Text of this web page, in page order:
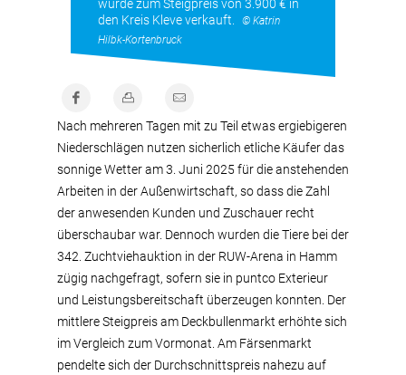
wurde zum Steigpreis von 3.900 € in
den Kreis Kleve verkauft.
© Katrin
Hilbk-Kortenbruck
Nach mehreren Tagen mit zu Teil etwas ergiebigeren
Niederschlägen nutzen sicherlich etliche Käufer das
sonnige Wetter am 3. Juni 2025 für die anstehenden
Arbeiten in der Außenwirtschaft, so dass die Zahl
der anwesenden Kunden und Zuschauer recht
überschaubar war. Dennoch wurden die Tiere bei der
342. Zuchtviehauktion in der RUW-Arena in Hamm
zügig nachgefragt, sofern sie in puntco Exterieur
und Leistungsbereitschaft überzeugen konnten. Der
mittlere Steigpreis am Deckbullenmarkt erhöhte sich
im Vergleich zum Vormonat. Am Färsenmarkt
pendelte sich der Durchschnittspreis nahezu auf